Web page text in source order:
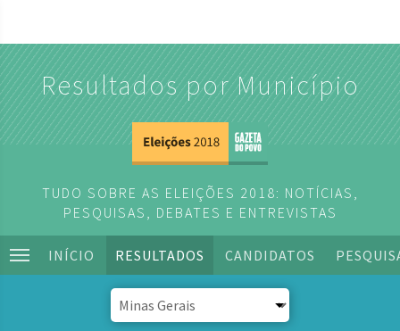
Resultados por Município
TUDO SOBRE AS ELEIÇÕES 2018: NOTÍCIAS,
PESQUISAS, DEBATES E ENTREVISTAS
INÍCIO RESULTADOS CANDIDATOS